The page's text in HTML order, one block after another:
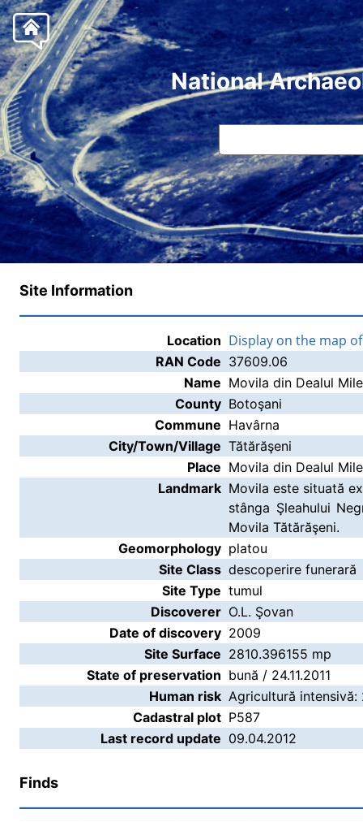
National
Site Information
Location Display on the map
RAN Code 37609.06
Name Movila din Dealul
County Botoşani
Commune Havârna
City/Town/Village Tătărăşeni
Place Movila din Dealul
Landmark Movila este situată
stânga Şleahului
Movila Tătărăşeni.
Geomorphology platou
Site Class descoperire funerară
Site Type tumul
Discoverer O.L. Şovan
Date of discovery 2009
Site Surface 2810.396155 mp
State of preservation bună / 24.11.2011
Human risk Agricultură intensivă:
Cadastral plot P587
Last record update 09.04.2012
Finds